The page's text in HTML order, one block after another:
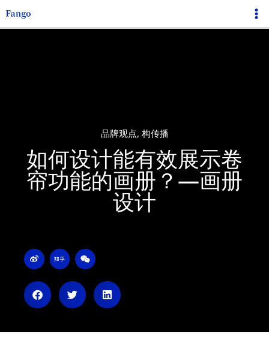
跳
至
品牌观点, 构传播
如何设计能有效展示卷
帘功能的画册？—画册
设计
W
e
i
Z
h
i
u
W
e
i
i
n